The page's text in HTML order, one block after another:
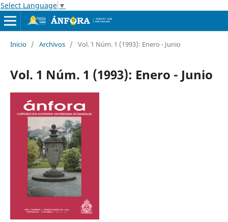
Select Language ▼
Inicio / Archivos / Vol. 1 Núm. 1 (1993): Enero - Junio
Vol. 1 Núm. 1 (1993): Enero - Junio